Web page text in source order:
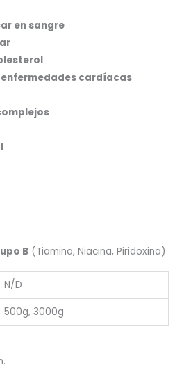
en sangre
enfermedades cardíacas
B (Tiamina, Niacina, Piridoxina)
N/D
500g, 3000g